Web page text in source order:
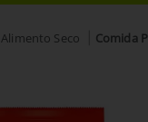
Alimento Seco Comida